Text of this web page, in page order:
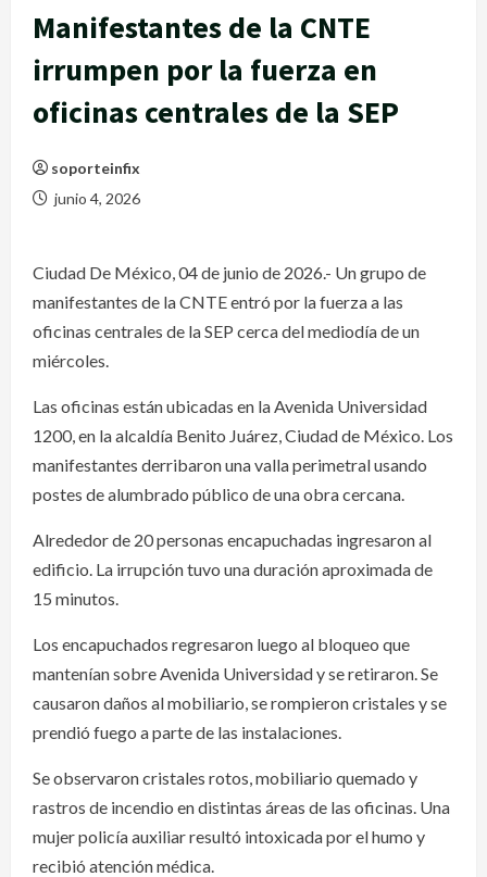
Manifestantes de la CNTE
irrumpen por la fuerza en
oficinas centrales de la SEP
soporteinfix
junio 4, 2026
Ciudad De México, 04 de junio de 2026.- Un grupo de
manifestantes de la CNTE entró por la fuerza a las
oficinas centrales de la SEP cerca del mediodía de un
miércoles.
Las oficinas están ubicadas en la Avenida Universidad
1200, en la alcaldía Benito Juárez, Ciudad de México. Los
manifestantes derribaron una valla perimetral usando
postes de alumbrado público de una obra cercana.
Alrededor de 20 personas encapuchadas ingresaron al
edificio. La irrupción tuvo una duración aproximada de
15 minutos.
Los encapuchados regresaron luego al bloqueo que
mantenían sobre Avenida Universidad y se retiraron. Se
causaron daños al mobiliario, se rompieron cristales y se
prendió fuego a parte de las instalaciones.
Se observaron cristales rotos, mobiliario quemado y
rastros de incendio en distintas áreas de las oficinas. Una
mujer policía auxiliar resultó intoxicada por el humo y
recibió atención médica.